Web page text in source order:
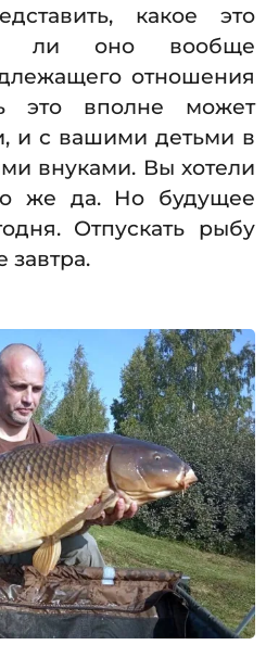
какое это
ли оно вообще
отношения
вполне может
и с вашими детьми в
внуками. Вы хотели
же да. Но будущее
Отпускать рыбу
завтра.